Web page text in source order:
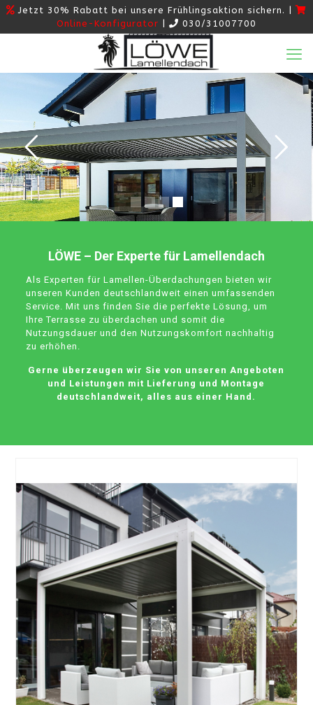
Jetzt 30% Rabatt bei unsere Frühlingsaktion sichern. |
Online-Konfigurator
030/31007700
LÖWE – Der Experte für Lamellendach
Als Experten für Lamellen-Überdachungen bieten wir
unseren Kunden deutschlandweit einen umfassenden
Service. Mit uns finden Sie die perfekte Lösung, um
Ihre Terrasse zu überdachen und somit die
Nutzungsdauer und den Nutzungskomfort nachhaltig
zu erhöhen.
Gerne überzeugen wir Sie von unseren Angeboten
und Leistungen mit Lieferung und Montage
deutschlandweit, alles aus einer Hand.